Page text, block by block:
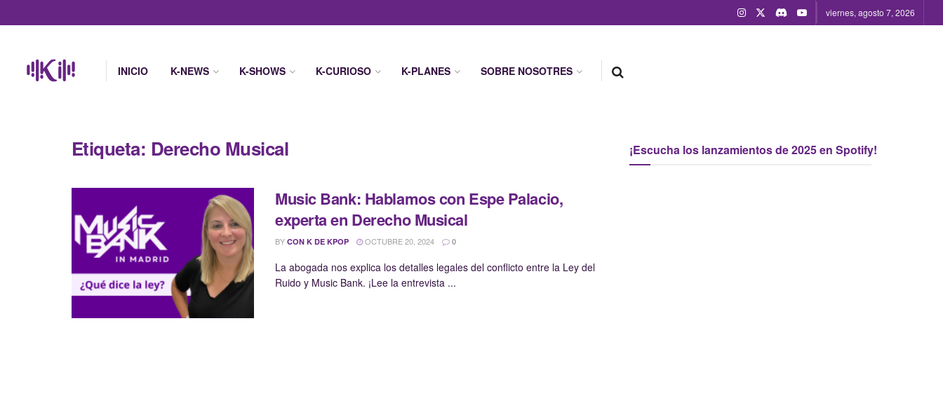
viernes, agosto 7, 2026
INICIO K-NEWS K-SHOWS K-CURIOSO K-PLANES SOBRE NOSOTRES
Etiqueta: Derecho Musical
Music Bank: Hablamos con Espe Palacio,
experta en Derecho Musical
BY CON K DE KPOP OCTUBRE 20, 2024 0
La abogada nos explica los detalles legales del conflicto entre la Ley del
Ruido y Music Bank. ¡Lee la entrevista ...
¡Escucha los lanzamientos de 2025 en Spotify!